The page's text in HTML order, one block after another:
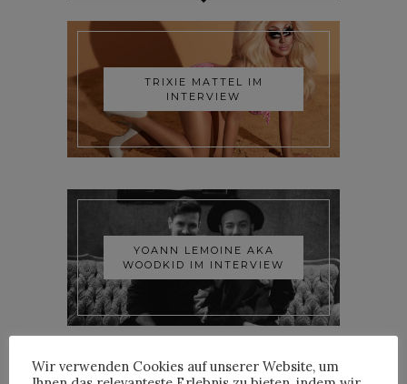
TRIXIE MATTEL IM
INTERVIEW
YOANN LEMOINE AKA
WOODKID IM INTERVIEW
Wir verwenden Cookies auf unserer Website, um